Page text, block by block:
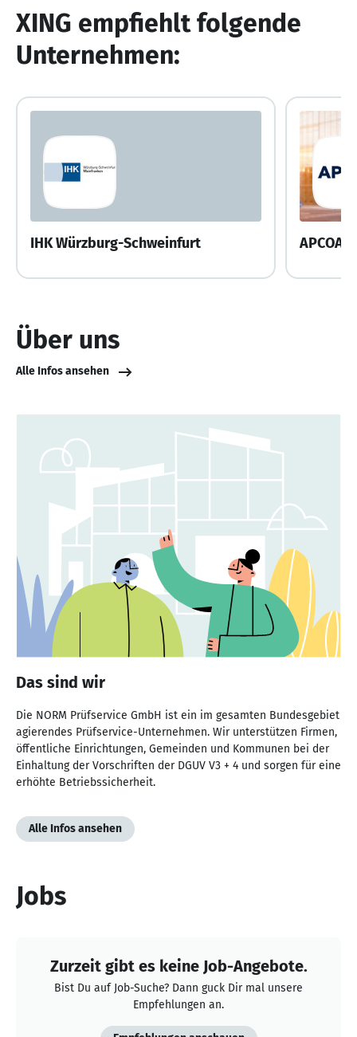
XING empfiehlt folgende
Unternehmen:
IHK Würzburg-Schweinfurt APCOA
Über uns
Alle Infos ansehen
Das sind wir
Die NORM Prüfservice GmbH ist ein im gesamten Bundesgebiet
agierendes Prüfservice-Unternehmen. Wir unterstützen Firmen,
öffentliche Einrichtungen, Gemeinden und Kommunen bei der
Einhaltung der Vorschriften der DGUV V3 + 4 und sorgen für eine
erhöhte Betriebssicherheit.
Alle Infos ansehen
Jobs
Zurzeit gibt es keine Job-Angebote.
Bist Du auf Job-Suche? Dann guck Dir mal unsere
Empfehlungen an.